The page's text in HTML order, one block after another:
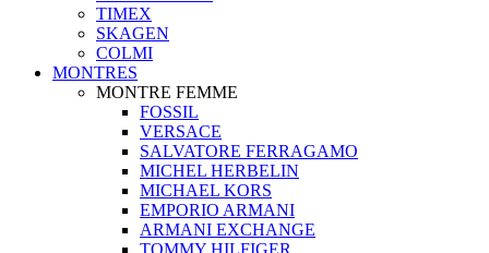
TIMEX
SKAGEN
COLMI
MONTRES
MONTRE FEMME
FOSSIL
VERSACE
SALVATORE FERRAGAMO
MICHEL HERBELIN
MICHAEL KORS
EMPORIO ARMANI
ARMANI EXCHANGE
TOMMY HILFIGER